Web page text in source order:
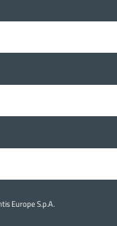
Europe S.p.A.